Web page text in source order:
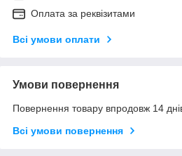
Оплата за реквізитами
Всі умови оплати
Умови повернення
Повернення товару впродовж 14
Всі умови повернення